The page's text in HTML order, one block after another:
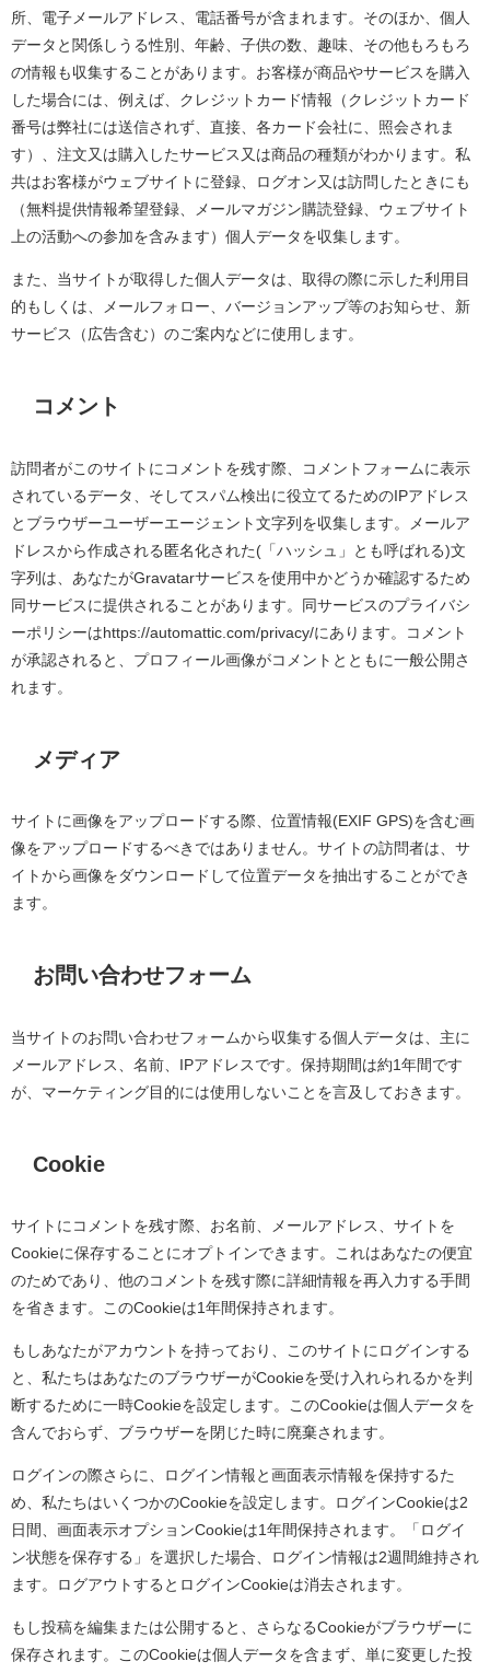
所、電子メールアドレス、電話番号が含まれます。そのほか、個人
データと関係しうる性別、年齢、子供の数、趣味、その他もろもろ
の情報も収集することがあります。お客様が商品やサービスを購入
した場合には、例えば、クレジットカード情報（クレジットカード
番号は弊社には送信されず、直接、各カード会社に、照会されま
す）、注文又は購入したサービス又は商品の種類がわかります。私
共はお客様がウェブサイトに登録、ログオン又は訪問したときにも
（無料提供情報希望登録、メールマガジン購読登録、ウェブサイト
上の活動への参加を含みます）個人データを収集します。
また、当サイトが取得した個人データは、取得の際に示した利用目
的もしくは、メールフォロー、バージョンアップ等のお知らせ、新
サービス（広告含む）のご案内などに使用します。
コメント
訪問者がこのサイトにコメントを残す際、コメントフォームに表示
されているデータ、そしてスパム検出に役立てるためのIPアドレス
とブラウザーユーザーエージェント文字列を収集します。メールア
ドレスから作成される匿名化された (「ハッシュ」とも呼ばれる)文
字列は、あなたがGravatarサービスを使用中かどうか確認するため
同サービスに提供されることがあります。同サービスのプライバシ
ーポリシーはhttps://automattic.com/privacy/にあります。コメント
が承認されると、プロフィール画像がコメントとともに一般公開さ
れます。
メディア
サイトに画像をアップロードする際、位置情報(EXIF GPS)を含む画
像をアップロードするべきではありません。サイトの訪問者は、サ
イトから画像をダウンロードして位置データを抽出することができ
ます。
お問い合わせフォーム
当サイトのお問い合わせフォームから収集する個人データは、主に
メールアドレス、名前、 IPアドレスです。保持期間は約1 年間です
が、マーケティング目的には使用しないことを言及しておきます。
Cookie
サイトにコメントを残す際、お名前、メールアドレス、サイトを
Cookieに保存することにオプトインできます。これはあなたの便宜
のためであり、他のコメントを残す際に詳細情報を再入力する手間
を省きます。このCookieは1 年間保持されます。
もしあなたがアカウントを持っており、このサイトにログインする
と、私たちはあなたのブラウザーがCookieを受け入れられるかを判
断するために一時Cookieを設定します。このCookieは個人データを
含んでおらず、ブラウザーを閉じた時に廃棄されます。
ログインの際さらに、ログイン情報と画面表示情報を保持するた
め、私たちはいくつかのCookieを設定します。ログインCookieは2
日間、画面表示オプションCookieは1 年間保持されます。「ログイ
ン状態を保存する」を選択した場合、ログイン情報は2週間維持され
ます。ログアウトするとログインCookieは消去されます。
もし投稿を編集または公開すると、さらなるCookieがブラウザーに
保存されます。このCookieは個人データを含まず、単に変更した投